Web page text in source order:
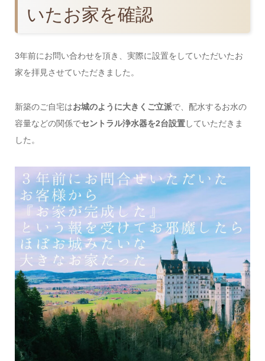
いたお家を確認
3年前にお問い合わせを頂き、実際に設置をしていただいたお
家を拝見させていただきました。
新築のご自宅はお城のように大きくご立派で、配水するお水の
容量などの関係でセントラル浄水器を2台設置していただきま
した。